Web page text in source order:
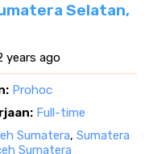
Selatan,
years ago
Prohoc
Full-time
Sumatera, Sumatera
Sumatera